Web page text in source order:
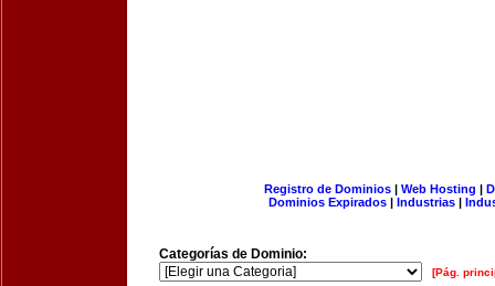
Registro de Dominios| Web Hosting |
Dominios Expirados | Industrias |
Categorías de Dominio:
[Pág.